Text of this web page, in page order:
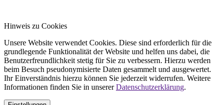
Hinweis zu Cookies
Unsere Website verwendet Cookies. Diese sind erforderlich für die
grundlegende Funktionalität der Website und helfen uns dabei, die
Benutzerfreundlichkeit stetig für Sie zu verbessern. Hierzu werden
beim Besuch pseudonymisierte Daten gesammelt und ausgewertet.
Ihr Einverständnis hierzu können Sie jederzeit widerrufen. Weitere
Informationen finden Sie in unsererDatenschutzerklärung.